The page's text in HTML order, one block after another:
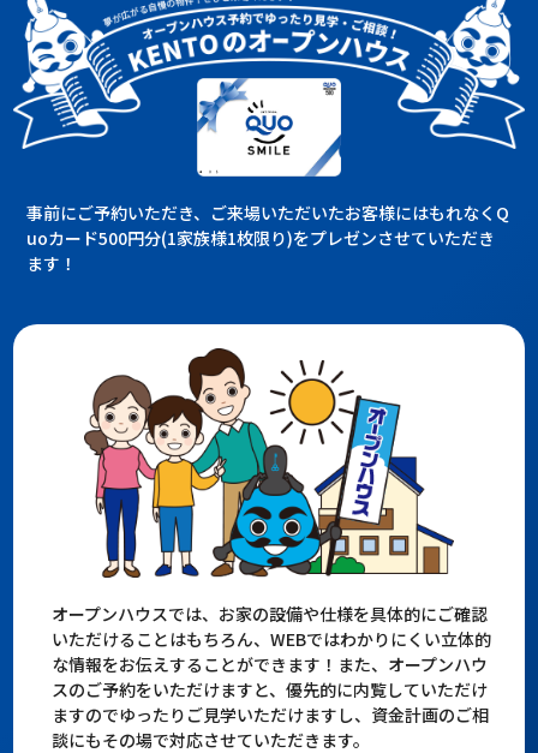
事前にご予約いただき、ご来場いただいたお客様にはもれなくQ
uoカード500円分(1家族様1枚限り)をプレゼンさせていただき
ます！
オープンハウスでは、お家の設備や仕様を具体的にご確認
いただけることはもちろん、WEBではわかりにくい立体的
な情報をお伝えすることができます！また、オープンハウ
スのご予約をいただけますと、優先的に内覧していただけ
ますのでゆったりご見学いただけますし、資金計画のご相
談にもその場で対応させていただきます。